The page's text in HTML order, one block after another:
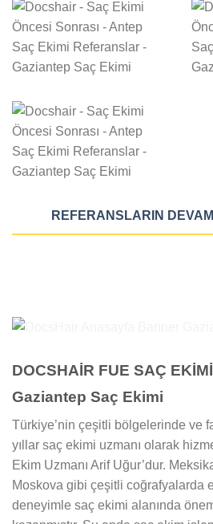
REFERANSLARIN
DOCSHAİR FUE SAÇ EKİMİ
Gaziantep Saç Ekimi
Türkiye’nin çeşitli bölgelerinde ve
yıllar saç ekimi uzmanı olarak
Ekim Uzmanı Arif Uğur’dur.
Moskova gibi çeşitli coğrafyalarda
deneyimle saç ekimi alanında